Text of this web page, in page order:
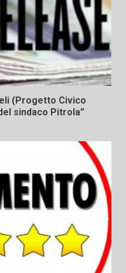
(Progetto Civico
sindaco Pitrola”